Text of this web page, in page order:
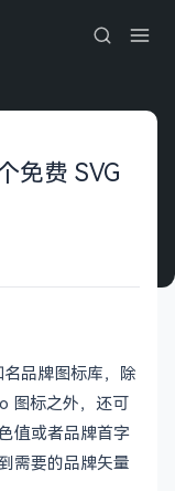
免费 SVG
品牌图标库，除
图标之外，还可
值或者品牌首字
需要的品牌矢量